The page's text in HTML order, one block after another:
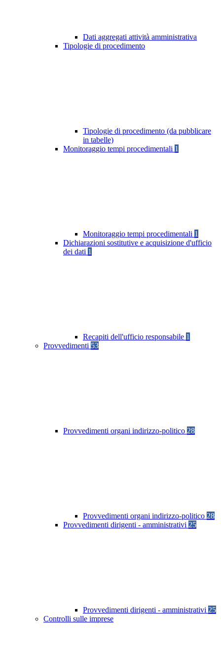
Dati aggregati attività amministrativa
Tipologie di procedimento
Tipologie di procedimento (da pubblicare
in tabelle)
Monitoraggio tempi procedimentali 1
Monitoraggio tempi procedimentali 1
Dichiarazioni sostitutive e acquisizione d'ufficio
dei dati 1
Recapiti dell'ufficio responsabile 1
Provvedimenti 53
Provvedimenti organi indirizzo-politico 28
Provvedimenti organi indirizzo-politico 28
Provvedimenti dirigenti - amministrativi 25
Provvedimenti dirigenti - amministrativi 25
Controlli sulle imprese